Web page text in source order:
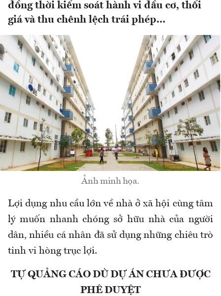
đồng thời kiểm soát hành vi đầu cơ, thổi
giá và thu chênh lệch trái phép…
Ảnh minh họa.
Lợi dụng nhu cầu lớn về nhà ở xã hội cùng tâm
lý muốn nhanh chóng sở hữu nhà của người
dân, nhiều cá nhân đã sử dụng những chiêu trò
tinh vi hòng trục lợi.
TỰ QUẢNG CÁO DÙ DỰ ÁN CHƯA ĐƯỢC
PHÊ DUYỆT